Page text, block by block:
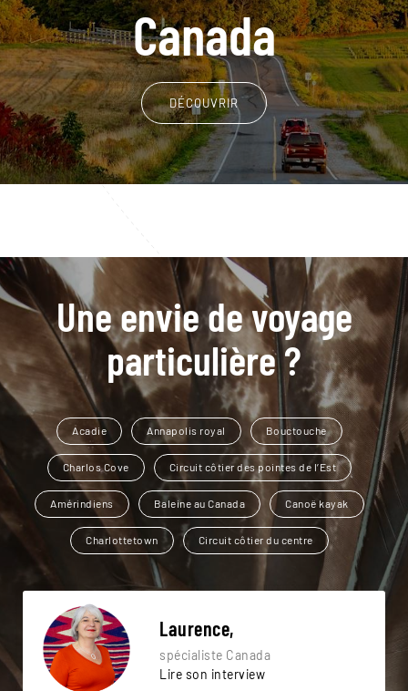
Canada
DÉCOUVRIR
Une envie de voyage
particulière ?
Acadie Annapolis royal Bouctouche
Charlos Cove Circuit côtier des pointes de l’Est
Amérindiens Baleine au Canada Canoë kayak
Charlottetown Circuit côtier du centre
Laurence,
spécialiste Canada
Lire son interview